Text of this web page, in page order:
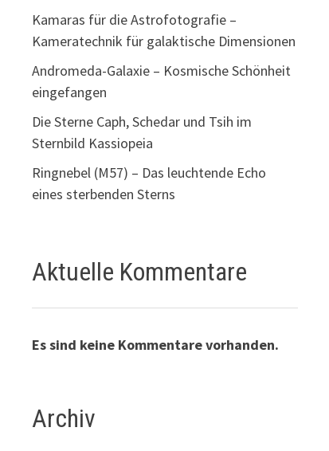
Kamaras für die Astrofotografie –
Kameratechnik für galaktische Dimensionen
Andromeda-Galaxie – Kosmische Schönheit
eingefangen
Die Sterne Caph, Schedar und Tsih im
Sternbild Kassiopeia
Ringnebel (M57) – Das leuchtende Echo
eines sterbenden Sterns
Aktuelle Kommentare
Es sind keine Kommentare vorhanden.
Archiv